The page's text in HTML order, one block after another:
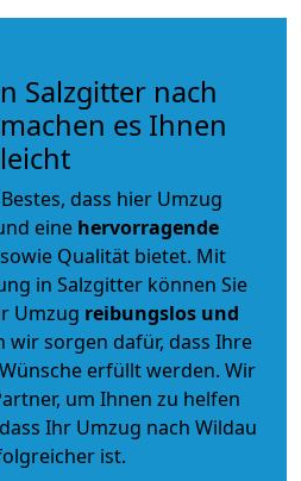
Salzgitter nach
es Ihnen
leicht
dass hier Umzug
eine hervorragende
sowie Qualität bietet. Mit
in Salzgitter können Sie
Umzug reibungslos und
sorgen dafür, dass Ihre
erfüllt werden. Wir
um Ihnen zu helfen
Ihr Umzug nach Wildau
ist.